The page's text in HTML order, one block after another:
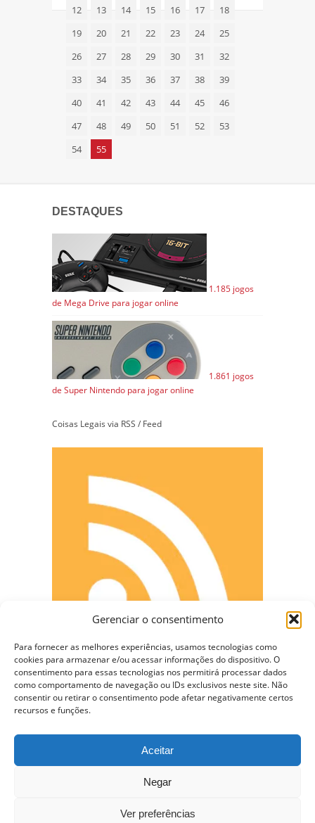
Gerenciar o consentimento
Para fornecer as melhores experiências, usamos tecnologias como
cookies para armazenar e/ou acessar informações do dispositivo. O
consentimento para essas tecnologias nos permitirá processar dados
como comportamento de navegação ou IDs exclusivos neste site. Não
consentir ou retirar o consentimento pode afetar negativamente certos
recursos e funções.
Aceitar
Negar
Ver preferências
12
13 14 15 16 17
18
19
20 21 22 23 24
25
26
27 28 29 30 31
32
33
34 35 36 37 38
39
40
41 42 43 44 45
46
47
48 49 50 51 52
53
54
55
DESTAQUES
1.185 jogos
de Mega Drive para jogar online
1.861 jogos
de Super Nintendo para jogar online
Coisas Legais via RSS / Feed
CONECTE-SE
Copyright © 2009 - 2023 Somente Coisas Legais.